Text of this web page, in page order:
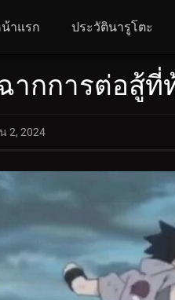
าแรก ประวัตินารูโตะ
ากการต่อสู้ที่
2, 2024